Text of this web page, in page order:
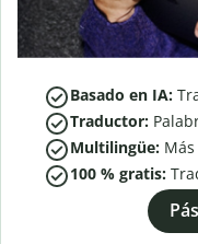
Basado en IA:
Traductor:
Multilingüe:
100 % gratis: